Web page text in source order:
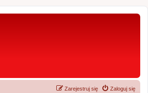
Zaloguj się
Zarejestruj się